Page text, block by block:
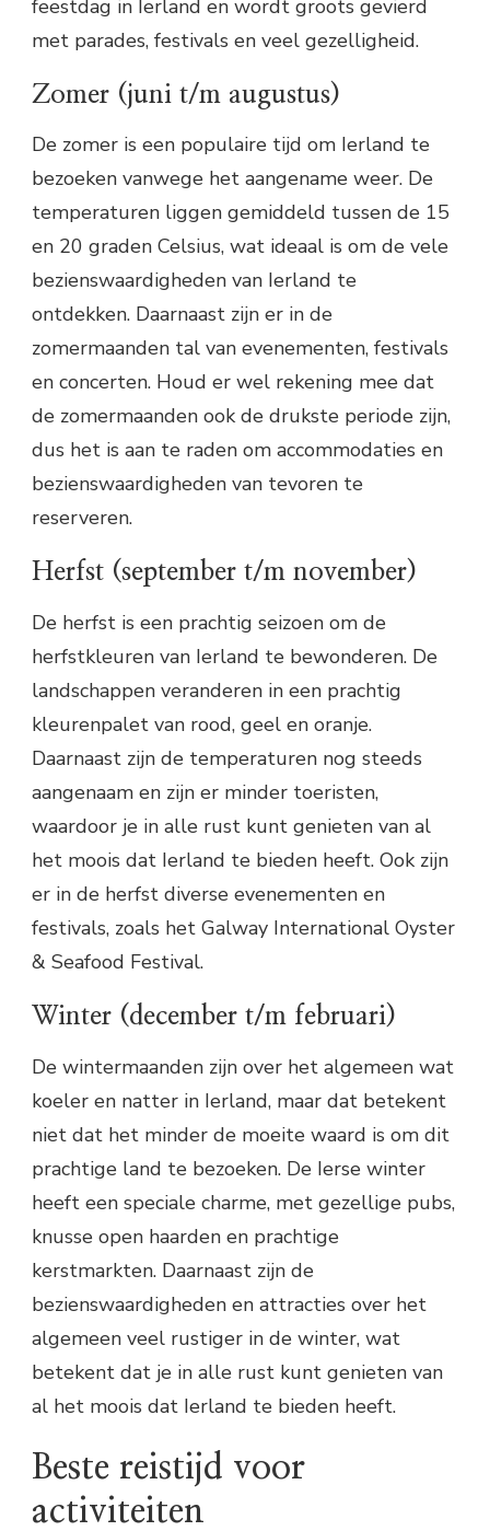
feestdag in Ierland en wordt groots gevierd
met parades, festivals en veel gezelligheid.
Zomer (juni t/m augustus)
De zomer is een populaire tijd om Ierland te
bezoeken vanwege het aangename weer. De
temperaturen liggen gemiddeld tussen de 15
en 20 graden Celsius, wat ideaal is om de vele
bezienswaardigheden van Ierland te
ontdekken. Daarnaast zijn er in de
zomermaanden tal van evenementen, festivals
en concerten. Houd er wel rekening mee dat
de zomermaanden ook de drukste periode zijn,
dus het is aan te raden om accommodaties en
bezienswaardigheden van tevoren te
reserveren.
Herfst (september t/m november)
De herfst is een prachtig seizoen om de
herfstkleuren van Ierland te bewonderen. De
landschappen veranderen in een prachtig
kleurenpalet van rood, geel en oranje.
Daarnaast zijn de temperaturen nog steeds
aangenaam en zijn er minder toeristen,
waardoor je in alle rust kunt genieten van al
het moois dat Ierland te bieden heeft. Ook zijn
er in de herfst diverse evenementen en
festivals, zoals het Galway International Oyster
& Seafood Festival.
Winter (december t/m februari)
De wintermaanden zijn over het algemeen wat
koeler en natter in Ierland, maar dat betekent
niet dat het minder de moeite waard is om dit
prachtige land te bezoeken. De Ierse winter
heeft een speciale charme, met gezellige pubs,
knusse open haarden en prachtige
kerstmarkten. Daarnaast zijn de
bezienswaardigheden en attracties over het
algemeen veel rustiger in de winter, wat
betekent dat je in alle rust kunt genieten van
al het moois dat Ierland te bieden heeft.
Beste reistijd voor
activiteiten